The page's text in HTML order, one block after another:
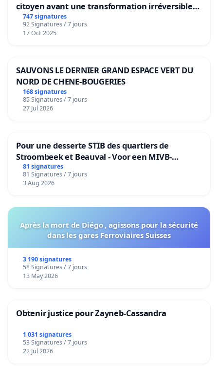
citoyen avant une transformation irréversible
de notre territoire »
747 signatures
92 Signatures / 7 jours
17 Oct 2025
SAUVONS LE DERNIER GRAND ESPACE VERT DU
NORD DE CHENE-BOUGERIES
168 signatures
85 Signatures / 7 jours
27 Jul 2026
Pour une desserte STIB des quartiers de
Stroombeek et Beauval - Voor een MIVB-
bediening van de wijken Strombeek en Het
Voor
81 signatures
81 Signatures / 7 jours
3 Aug 2026
Après la mort de Diégo , agissons pour la sécurité
dans les gares Ferroviaires Suisses
3 190 signatures
58 Signatures / 7 jours
13 May 2026
Obtenir justice pour Zayneb-Cassandra
1 031 signatures
53 Signatures / 7 jours
22 Jul 2026